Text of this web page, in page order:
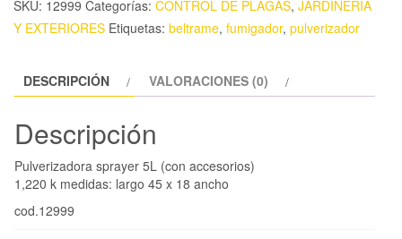
SKU: 12999 Categorías: CONTROL DE PLAGAS, JARDINERIA
Y EXTERIORES Etiquetas: beltrame, fumigador, pulverizador
DESCRIPCIÓN VALORACIONES (0)
Descripción
Pulverizadora sprayer 5L (con accesorios)
1,220 k medidas: largo 45 x 18 ancho
cod.12999